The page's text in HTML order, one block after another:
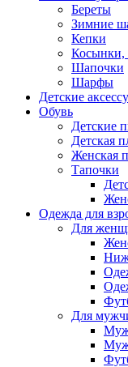
Береты
Зимние
Кепки
Шапочки
Шарфы
Детские
Обувь
Детские
Детская
Женская
Тапочки
Одежда для
Для
Для